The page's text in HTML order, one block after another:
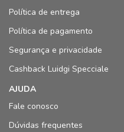
Política de entrega
Política de pagamento
Segurança e privacidade
Cashback Luidgi Specciale
AJUDA
Fale conosco
Dúvidas frequentes